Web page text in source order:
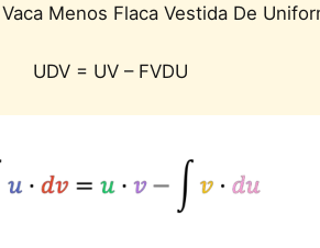
Menos Flaca Vestida De
UDV = UV – FVDU